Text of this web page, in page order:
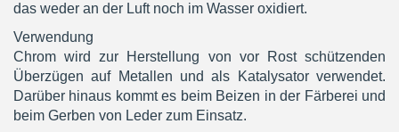
das weder an der Luft noch im Wasser oxidiert.
Verwendung
Chrom wird zur Herstellung von vor Rost schützenden
Überzügen auf Metallen und als Katalysator verwendet.
Darüber hinaus kommt es beim Beizen in der Färberei und
beim Gerben von Leder zum Einsatz.